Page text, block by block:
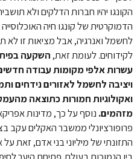
הקונגו יהיו חברות הדלקים ולא
הדמוקרטית של קונגו חיה
לחשמל ואנרגיה, אבל מציאות זו
לקידוחים. לעומת זאת, השקעה
עשרות אלפי מקומות עבודה
ויציבה לחשמל לאזורים נידחים
ואקולוגיות חמורות כתוצאה
מזהמים. נוסף על כך, מדינות
פרופורציונלי ממשבר האקלים עקב
התזונתי של מיליוני בני אדם, זאת